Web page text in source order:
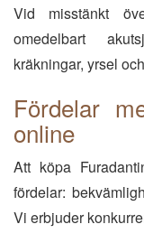
Vid misstänkt
omedelbart
kräkningar, yrsel
Fördelar
online
Att köpa
fördelar:
Vi erbjuder